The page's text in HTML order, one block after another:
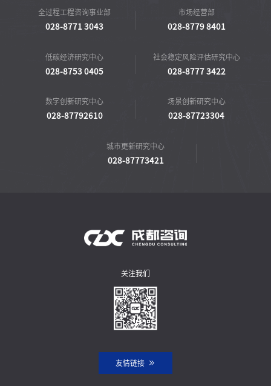
全过程工程咨询事业部
028-8771 3043
市场经营部
028-8779 8401
低碳经济研究中心
028-8753 0405
社会稳定风险评估研究中心
028-8777 3422
数字创新研究中心
028-87792610
场景创新研究中心
028-87723304
城市更新研究中心
028-87773421
关注我们
友情链接